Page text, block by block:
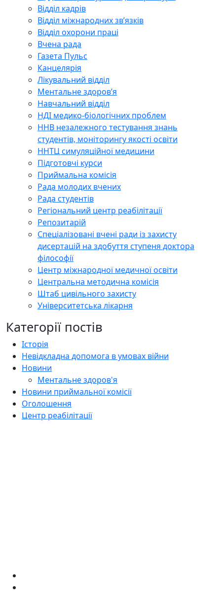
Відділ кадрів
Відділ міжнародних зв’язків
Відділ охорони праці
Вчена рада
Газета Пульс
Канцелярія
Лікувальний відділ
Ментальне здоров’я
Навчальний відділ
НДІ медико-біологічних проблем
ННВ незалежного тестування знань
студентів, моніторингу якості освіти
ННТЦ симуляційної медицини
Підготовчі курси
Приймальна комісія
Рада молодих вчених
Рада студентів
Регіональний центр реабілітації
Репозитарій
Спеціалізовані вчені ради із захисту
дисертацій на здобуття ступеня доктора
філософії
Центр міжнародної медичної освіти
Центральна методична комісія
Штаб цивільного захисту
Університетська лікарня
Категорії постів
Історія
Невідкладна допомога в умовах війни
Новини
Ментальне здоров'я
Новини приймальної комісії
Оголошення
Центр реабілітації